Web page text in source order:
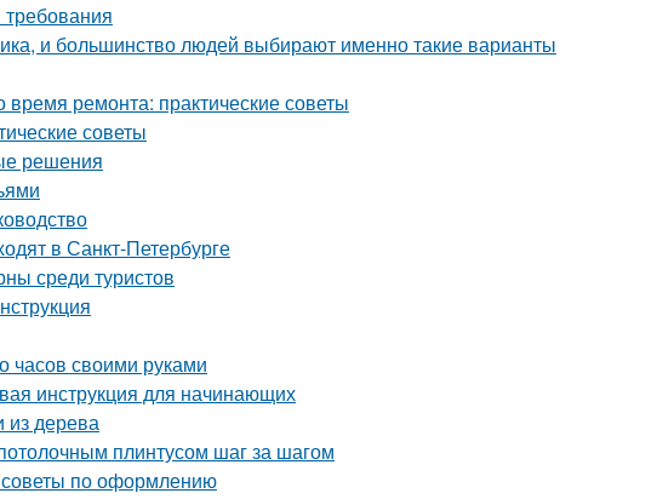
и большинство людей выбирают именно такие варианты
ремонта: практические советы
советы
решения
в Санкт-Петербурге
среди туристов
часов своими руками
инструкция для начинающих
из дерева
плинтусом шаг за шагом
советы по оформлению